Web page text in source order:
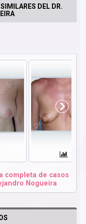
DEL DR.
completa de casos
Nogueira